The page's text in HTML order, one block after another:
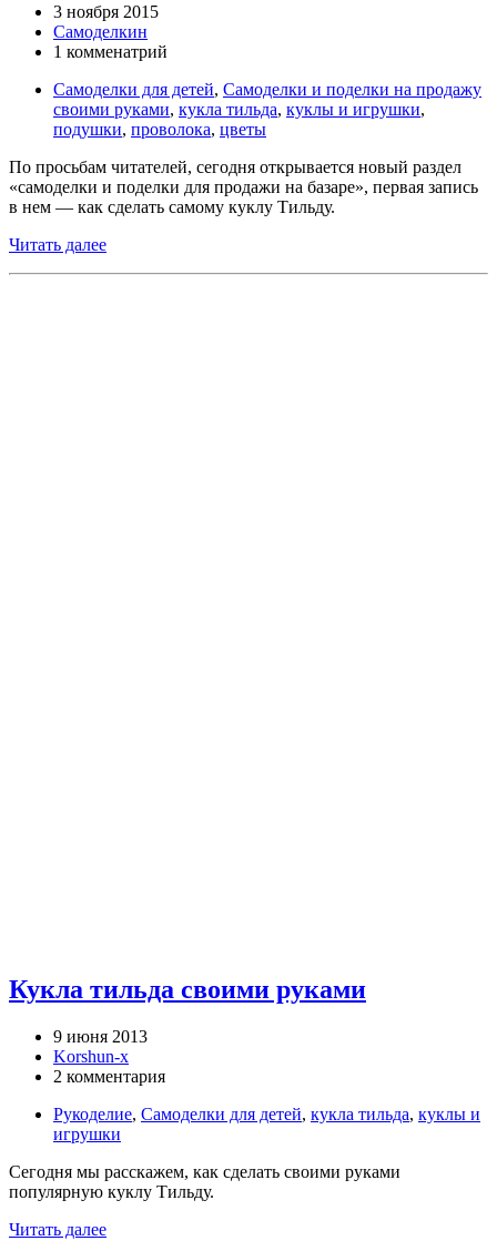
3 ноября 2015
Самоделкин
1 комменатрий
Самоделки для детей, Самоделки и поделки на продажу
своими руками, кукла тильда, куклы и игрушки,
подушки, проволока, цветы
По просьбам читателей, сегодня открывается новый раздел
«самоделки и поделки для продажи на базаре», первая запись
в нем — как сделать самому куклу Тильду.
Читать далее
Кукла тильда своими руками
9 июня 2013
Korshun-x
2 комментария
Рукоделие, Самоделки для детей, кукла тильда, куклы и
игрушки
Сегодня мы расскажем, как сделать своими руками
популярную куклу Тильду.
Читать далее